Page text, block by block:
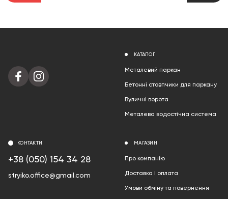
КАТАЛОГ
Металевий паркан
Бетонні стовпчики для паркану
Вуличні ворота
Металева водостічна система
МАГАЗИН
Про компанію
Доставка і оплата
Умови обміну та повернення
КОНТАКТИ
+38 (050) 154 34 28
stryiko.office@gmail.com